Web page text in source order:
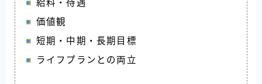
給料・待遇
価値観
短期・中期・長期目標
ライフプランとの両立